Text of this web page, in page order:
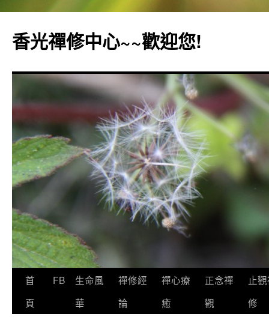
香光禪修中心~~歡迎您!
首
頁
FB
生命風
華
禪修經
論
禪心療
癒
正念禪
觀
止
修